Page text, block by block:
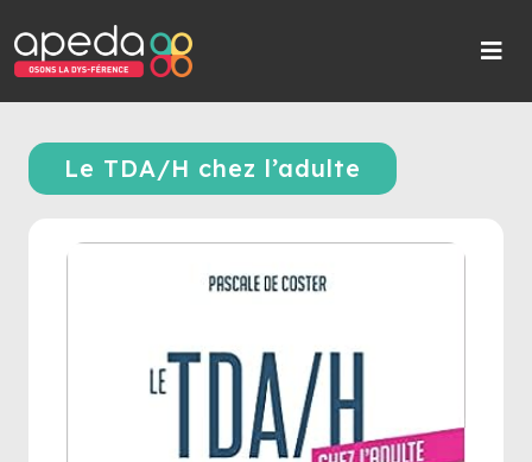
Le TDA/H chez l’adulte